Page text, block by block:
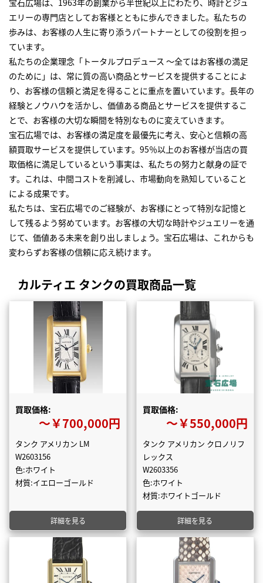
宝石広場は、1963年の創業から半世紀以上にわたり、時計とジュ
エリーの専門店としてお客様とともに歩んできました。私たちの
歩みは、お客様の人生に寄り添うパートナーとしての役割を担っ
ています。
私たちの企業理念「トータルプロデュース ～全てはお客様の満足
のために」は、常に質の高い商品とサービスを提供することによ
り、お客様の信頼と満足を得ることに重点を置いています。長年の
経験とノウハウを活かし、価値ある商品とサービスを提供するこ
とで、お客様の大切な瞬間を特別なものに変えていきます。
宝石広場では、お客様の満足度を最優先に考え、安心と信頼の高
額買取サービスを提供しています。95％以上のお客様が当店の買
取価格に満足しているという事実は、私たちの努力と献身の証で
す。これは、中間コストを削減し、市場動向を熟知していること
による成果です。
私たちは、宝石広場でのご経験が、お客様にとって特別な記憶と
して残るよう努めています。お客様の大切な時計やジュエリーを通
じて、価値ある未来を創り出しましょう。宝石広場は、これからも
変わらずお客様の信頼に応え続けます。
カルティエ タンクの買取商品一覧
買取価格:
〜￥700,000円
タンク アメリカン LM
W2603156
色:ホワイト
材質:イエローゴールド
詳細を見る
買取価格:
〜￥550,000円
タンク アメリカン クロノリフ
レックス
W2603356
色:ホワイト
材質:ホワイトゴールド
詳細を見る